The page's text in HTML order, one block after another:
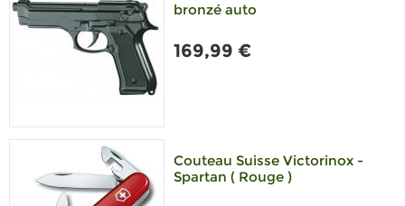
bronzé auto
169,99 €
Couteau Suisse Victorinox -
Spartan ( Rouge )